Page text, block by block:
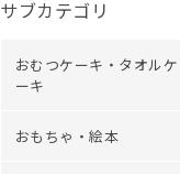
サブカテゴリ
おむつケーキ・タオルケ
ーキ
おもちゃ・絵本